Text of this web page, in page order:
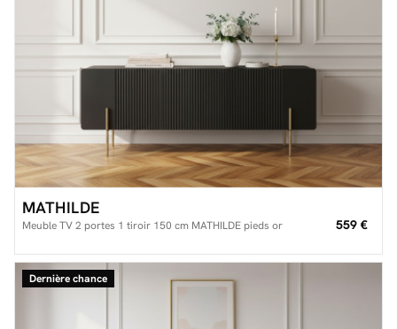
MATHILDE
Meuble TV 2 portes 1 tiroir 150 cm MATHILDE pieds or 559 €
Dernière chance